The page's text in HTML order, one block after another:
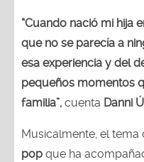
“Cuando nació mi hija
que no se parecía a
esa experiencia y del
pequeños momentos
familia”, cuenta Danni
Musicalmente, el
pop que ha